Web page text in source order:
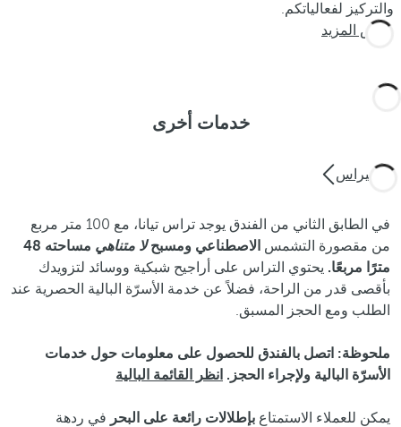
والتركيز لفعالياتكم.
عرض المزيد
خدمات أخرى
تيانا تيراس
في الطابق الثاني من الفندق يوجد تراس تيانا، مع 100 متر مربع
من مقصورة التشمس الاصطناعي ومسبحلا متناهي
مساحته 48
مترًا مربعًا. يحتوي التراس على أراجيح شبكية ووسائد لتزويدك
بأقصى قدر من الراحة، فضلاً عن خدمة الأسرّة البالية الحصرية عند
الطلب ومع الحجز المسبق.
ملحوظة: اتصل بالفندق للحصول على معلومات حول خدمات
الأسرّة البالية ولإجراء الحجز. انظر القائمة البالية
يمكن للعملاء الاستمتاع بإطلالات رائعة على البحر في ردهة